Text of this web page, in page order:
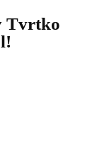
Tvrtko